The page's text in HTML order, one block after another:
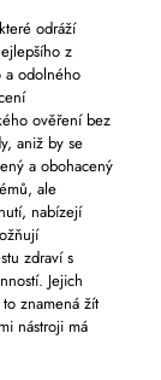
odráží
z
a odolného
ověření bez
aniž by se
a obohacený
ale
nabízejí
zdraví s
Jejich
znamená žít
nástroji má